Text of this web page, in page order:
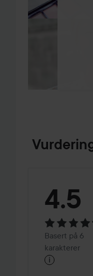
4.5
på
4.5
Basert på 6
karakterer
i